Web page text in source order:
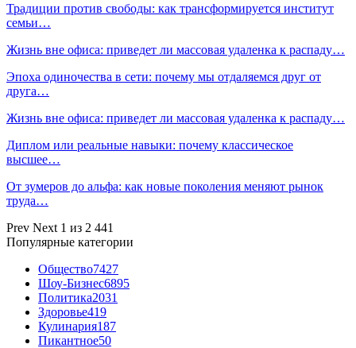
Традиции против свободы: как трансформируется институт
семьи…
Жизнь вне офиса: приведет ли массовая удаленка к распаду…
Эпоха одиночества в сети: почему мы отдаляемся друг от
друга…
Жизнь вне офиса: приведет ли массовая удаленка к распаду…
Диплом или реальные навыки: почему классическое
высшее…
От зумеров до альфа: как новые поколения меняют рынок
труда…
Prev Next 1 из 2 441
Популярные категории
Общество7427
Шоу-Бизнес6895
Политика2031
Здоровье419
Кулинария187
Пикантное50